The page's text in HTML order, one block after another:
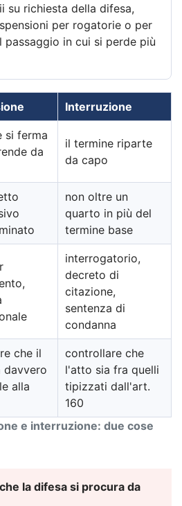
su richiesta della difesa,
per rogatorie o per
passaggio in cui si perde più
e interruzione: due cose
Interruzione
si ferma
da
il termine riparte
da capo
non oltre un
quarto in più del
termine base
interrogatorio,
decreto di
citazione,
sentenza di
condanna
che il
davvero
alla
controllare che
l'atto sia fra quelli
tipizzati dall'art.
160
la difesa si procura da